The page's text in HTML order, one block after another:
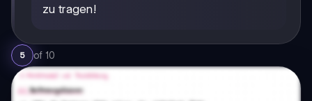
zu tragen!
5 of 10